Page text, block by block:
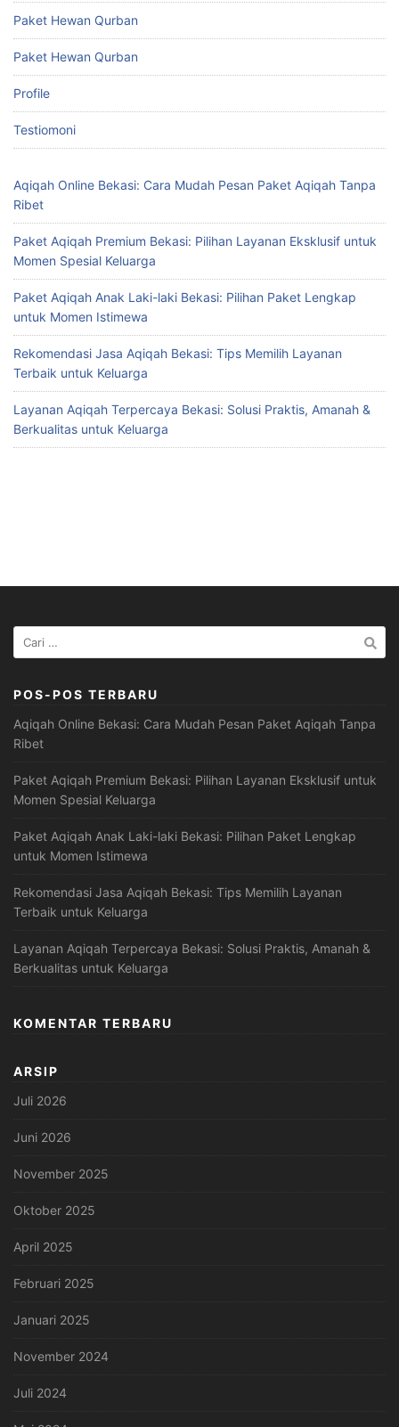
Paket Hewan Qurban
Paket Hewan Qurban
Profile
Testiomoni
Aqiqah Online Bekasi: Cara Mudah Pesan Paket Aqiqah Tanpa
Ribet
Paket Aqiqah Premium Bekasi: Pilihan Layanan Eksklusif untuk
Momen Spesial Keluarga
Paket Aqiqah Anak Laki-laki Bekasi: Pilihan Paket Lengkap
untuk Momen Istimewa
Rekomendasi Jasa Aqiqah Bekasi: Tips Memilih Layanan
Terbaik untuk Keluarga
Layanan Aqiqah Terpercaya Bekasi: Solusi Praktis, Amanah &
Berkualitas untuk Keluarga
Cari
untuk:
POS-POS TERBARU
Aqiqah Online Bekasi: Cara Mudah Pesan Paket Aqiqah Tanpa
Ribet
Paket Aqiqah Premium Bekasi: Pilihan Layanan Eksklusif untuk
Momen Spesial Keluarga
Paket Aqiqah Anak Laki-laki Bekasi: Pilihan Paket Lengkap
untuk Momen Istimewa
Rekomendasi Jasa Aqiqah Bekasi: Tips Memilih Layanan
Terbaik untuk Keluarga
Layanan Aqiqah Terpercaya Bekasi: Solusi Praktis, Amanah &
Berkualitas untuk Keluarga
KOMENTAR TERBARU
ARSIP
Juli 2026
Juni 2026
November 2025
Oktober 2025
April 2025
Februari 2025
Januari 2025
November 2024
Juli 2024